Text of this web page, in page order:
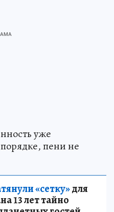
уже
пени не
«сетку»для
13 лет тайно